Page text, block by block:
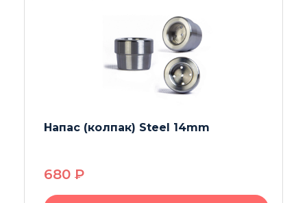
Напас (колпак) Bob Marley
4150